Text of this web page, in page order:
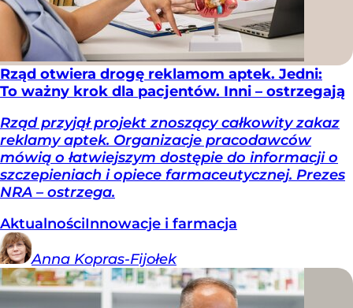
Rząd otwiera drogę reklamom aptek. Jedni:
To ważny krok dla pacjentów. Inni – ostrzegają
Rząd przyjął projekt znoszący całkowity zakaz
reklamy aptek. Organizacje pracodawców
mówią o łatwiejszym dostępie do informacji o
szczepieniach i opiece farmaceutycznej. Prezes
NRA – ostrzega.
AktualnościInnowacje i farmacja
Anna Kopras-Fijołek